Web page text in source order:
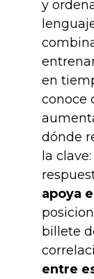
y
en
conoce
dónde
la
apoya
billete
entre